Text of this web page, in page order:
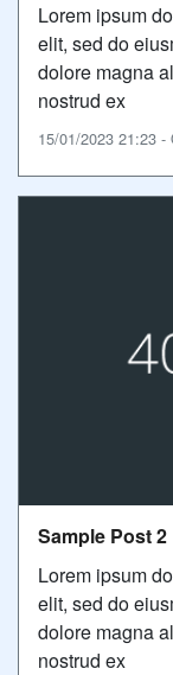
Lorem ipsum
elit, sed do
dolore magna
nostrud ex
15/01/2023 21:23
Sample Post 2
Lorem ipsum
elit, sed do
dolore magna
nostrud ex